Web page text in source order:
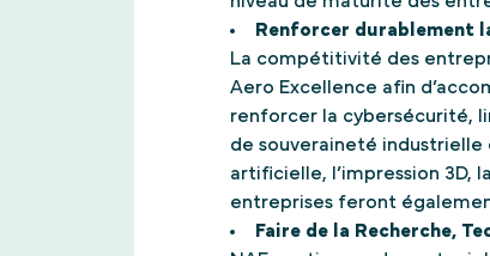
Renforcer durablement
La compétitivité des
Aero Excellence afin
renforcer la cybersécurité,
de souveraineté
artificielle, l’impression 3D,
entreprises feront
Faire de la Recherche,